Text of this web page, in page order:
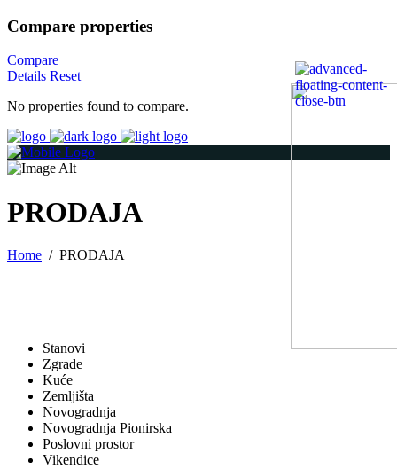
Compare properties
Compare
Details Reset
No properties found to compare.
PRODAJA
Home / PRODAJA
Stanovi
Zgrade
Kuće
Zemljišta
Novogradnja
Novogradnja Pionirska
Poslovni prostor
Vikendice